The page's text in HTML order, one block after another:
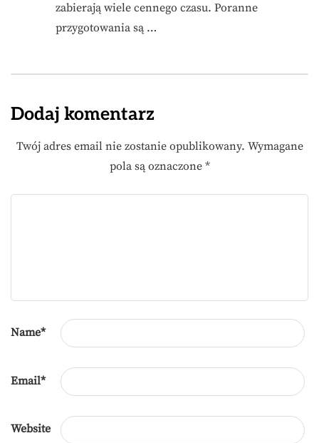
zabierają wiele cennego czasu. Poranne
przygotowania są …
Dodaj komentarz
Twój adres email nie zostanie opublikowany. Wymagane
pola są oznaczone *
Name*
Email*
Website